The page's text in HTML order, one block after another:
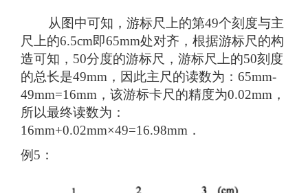
从图中可知，游标尺上的第49个刻度与主
尺上的6.5cm即65mm处对齐，根据游标尺的构
造可知，50分度的游标尺，游标尺上的50刻度
的总长是49mm，因此主尺的读数为：65mm-
49mm=16mm，该游标卡尺的精度为0.02mm，
所以最终读数为：
16mm+0.02mm×49=16.98mm．
例5：